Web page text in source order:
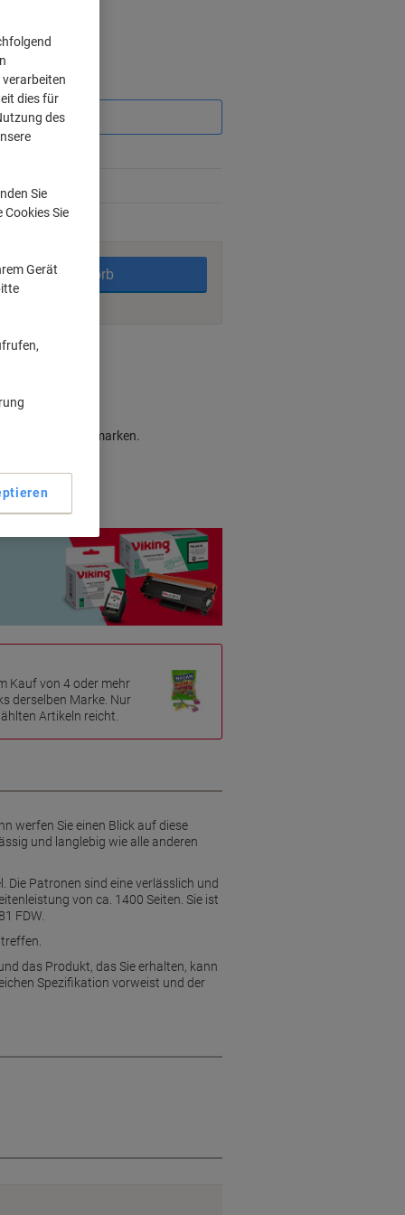
In den Warenkorb
methods
zu Originalmarken.
Kauf von 4 oder mehr
derselben Marke. Nur
Artikeln reicht.
werfen Sie einen Blick auf diese
und langlebig wie alle anderen
Patronen sind eine verlässlich und
von ca. 1400 Seiten. Sie ist
FDW.
das Produkt, das Sie erhalten, kann
Spezifikation vorweist und der
dies für
des
Sie
Sie
Gerät